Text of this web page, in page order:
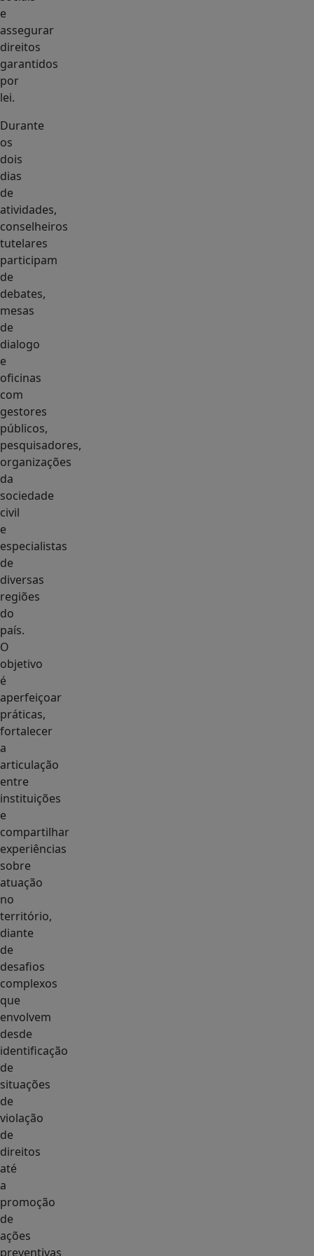
e
assegurar
direitos
garantidos
por
lei.
Durante
os
dois
dias
de
atividades,
conselheiros
tutelares
participam
de
debates,
mesas
de
dialogo
e
oficinas
com
gestores
públicos,
pesquisadores,
organizações
da
sociedade
civil
e
especialistas
de
diversas
regiões
do
país.
O
objetivo
é
aperfeiçoar
práticas,
fortalecer
a
articulação
entre
instituições
e
compartilhar
experiências
sobre
atuação
no
território,
diante
de
desafios
complexos
que
envolvem
desde
identificação
de
situações
de
violação
de
direitos
até
a
promoção
de
ações
preventivas